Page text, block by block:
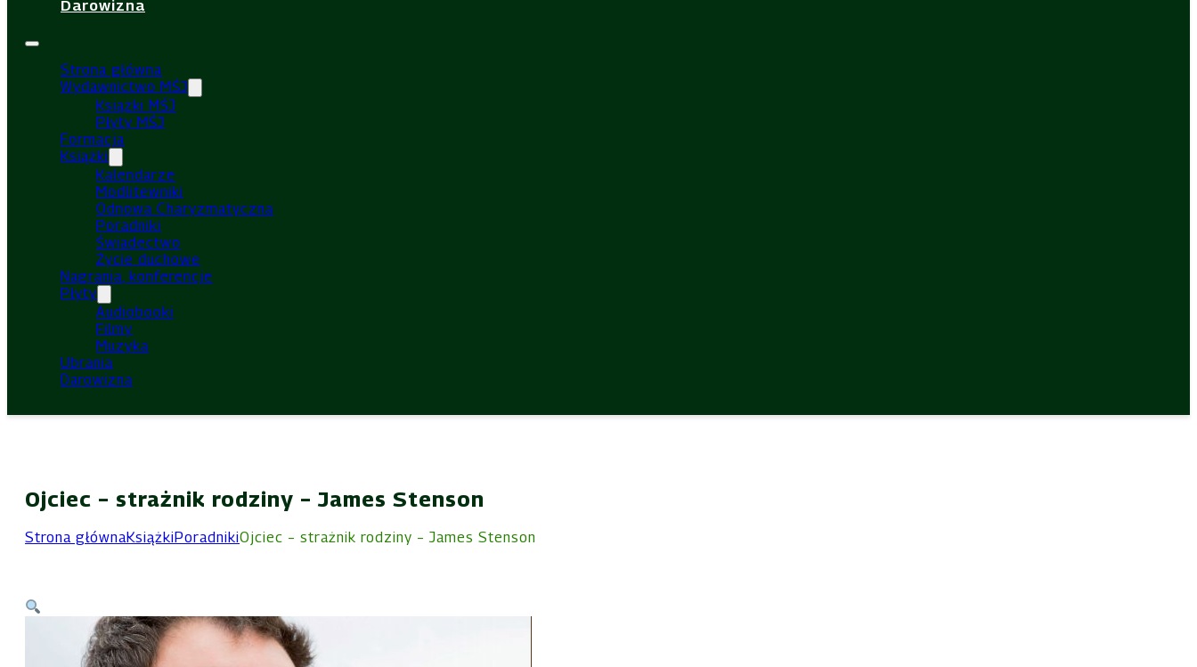
Darowizna
Strona główna
Wydawnictwo MŚJ
Książki MŚJ
Płyty MŚJ
Formacja
Książki
Kalendarze
Modlitewniki
Odnowa Charyzmatyczna
Poradniki
Świadectwo
Życie duchowe
Nagrania, konferencje
Płyty
Audiobooki
Filmy
Muzyka
Ubrania
Darowizna
Ojciec – strażnik rodziny – James Stenson
Strona głównaKsiążkiPoradnikiOjciec – strażnik rodziny – James Stenson